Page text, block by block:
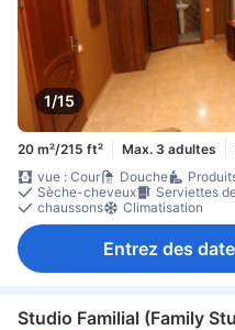
1/15
20 m²/215 ft² Max. 3 adultes
vue : Cour
Douche
Sèche-cheveux
Serviettes
chaussons
Climatisation
Entrez des
Studio Familial (Family